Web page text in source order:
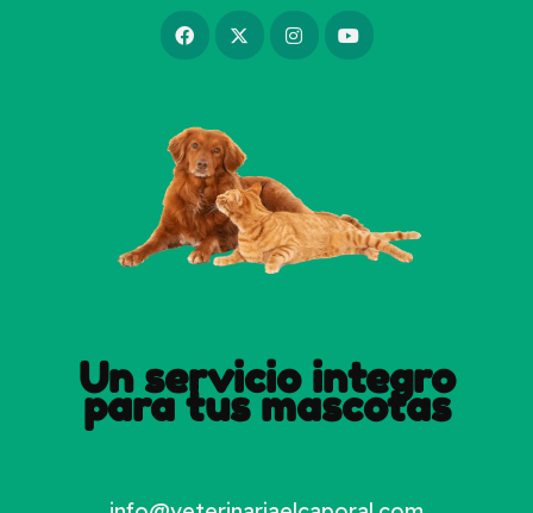
Un servicio integro
para tus mascotas